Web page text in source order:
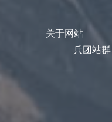
关于网站
兵团站群